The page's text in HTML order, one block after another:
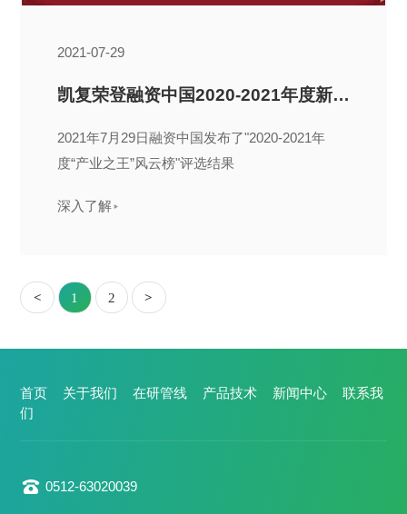
2021-07-29
凯复荣登融资中国2020-2021年度新经济高成长企业TOP50
2021年7月29日融资中国发布了"2020-2021年
度“产业之王”风云榜"评选结果
深入了解
< 1 2 >
首页 关于我们 在研管线 产品技术 新闻中心
联系我
们
0512-63020039